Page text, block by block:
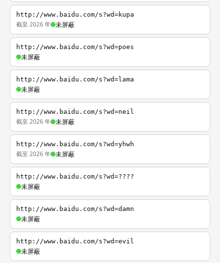
http://www.baidu.com/s?wd=kupa
截至 2026 年 未屏蔽
http://www.baidu.com/s?wd=poes
未屏蔽
http://www.baidu.com/s?wd=lama
未屏蔽
http://www.baidu.com/s?wd=neil
截至 2026 年 未屏蔽
http://www.baidu.com/s?wd=yhwh
截至 2026 年 未屏蔽
http://www.baidu.com/s?wd=????
未屏蔽
http://www.baidu.com/s?wd=damn
未屏蔽
http://www.baidu.com/s?wd=evil
未屏蔽